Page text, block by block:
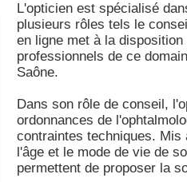
L'opticien est spécialisé
plusieurs rôles tels le
en ligne met à la
professionnels de ce
Saône.
Dans son rôle de conseil,
ordonnances de
contraintes techniques.
l'âge et le mode de vie de
permettent de proposer la